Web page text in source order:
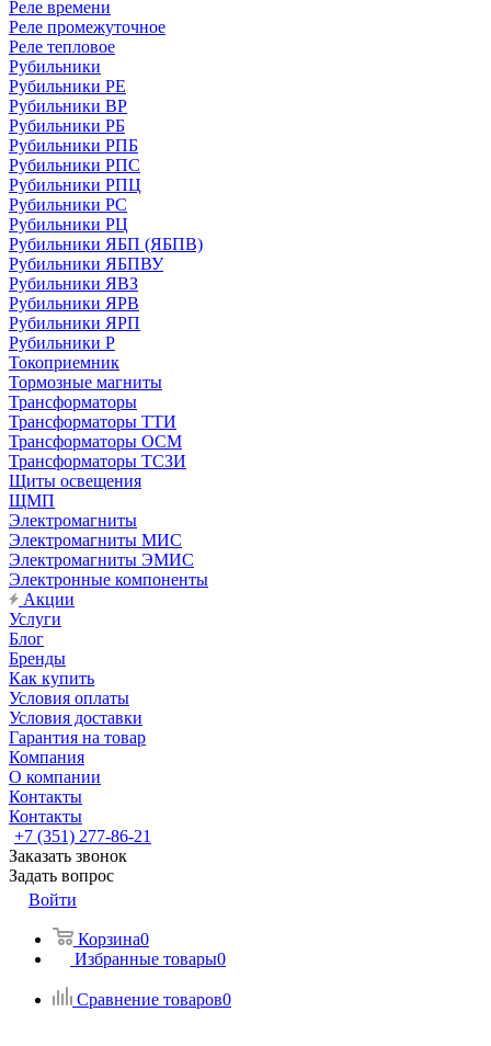
Реле времени
Реле промежуточное
Реле тепловое
Рубильники
Рубильники РЕ
Рубильники ВР
Рубильники РБ
Рубильники РПБ
Рубильники РПС
Рубильники РПЦ
Рубильники РС
Рубильники РЦ
Рубильники ЯБП (ЯБПВ)
Рубильники ЯБПВУ
Рубильники ЯВЗ
Рубильники ЯРВ
Рубильники ЯРП
Рубильники Р
Токоприемник
Тормозные магниты
Трансформаторы
Трансформаторы ТТИ
Трансформаторы ОСМ
Трансформаторы ТСЗИ
Щиты освещения
ЩМП
Электромагниты
Электромагниты МИС
Электромагниты ЭМИС
Электронные компоненты
Акции
Услуги
Блог
Бренды
Как купить
Условия оплаты
Условия доставки
Гарантия на товар
Компания
О компании
Контакты
Контакты
+7 (351) 277-86-21
Заказать звонок
Задать вопрос
Войти
Корзина0
Избранные товары0
Сравнение товаров0